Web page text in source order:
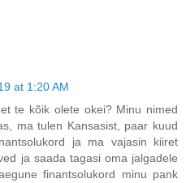
at 1:20 AM
te kõik olete okei? Minu nimed
ma tulen Kansasist, paar kuud
ja ma vajasin kiiret
ja saada tagasi oma jalgadele
finantsolukord minu pank